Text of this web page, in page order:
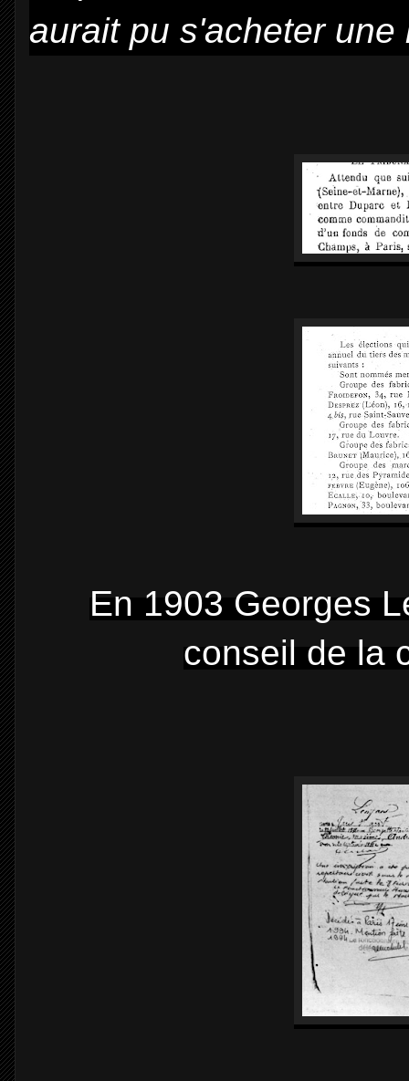
aurait pu s'acheter
En 1903 Georges
conseil de la